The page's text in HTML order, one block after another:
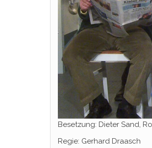
Besetzung: Dieter Sand,
Regie: Gerhard Draasch